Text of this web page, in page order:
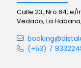
Calle 23, Nro.64, e/
Vedado, La
(+53) 7